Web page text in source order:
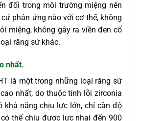
đối trong môi trường miệng nên
phản ứng nào với cơ thế, không
miệng, không gây ra viền đen cổ
răng sứ khác.
nhất.
là một trong những loại răng sứ
nhất, do thuộc tính lõi zirconia
khả năng chịu lực lớn, chỉ cần độ
thể chịu được lực nhai đến 900